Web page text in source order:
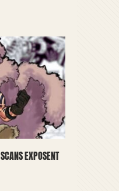
EXPOSENT